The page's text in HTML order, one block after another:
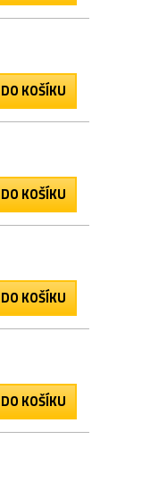
DO KOŠÍKU
DO KOŠÍKU
DO KOŠÍKU
DO KOŠÍKU